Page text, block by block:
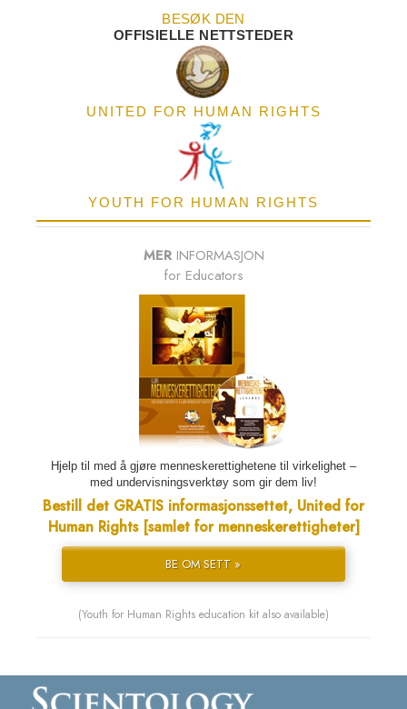
BESØK DEN
OFFISIELLE NETTSTEDER
UNITED FOR HUMAN RIGHTS
YOUTH FOR HUMAN RIGHTS
MER INFORMASJON
for Educators
Hjelp til med å gjøre menneskerettighetene til virkelighet –
med undervisningsverktøy som gir dem liv!
Bestill det GRATIS informasjonssettet, United for
Human Rights [samlet for menneskerettigheter]
BE OM SETT »
(Youth for Human Rights education kit also available)